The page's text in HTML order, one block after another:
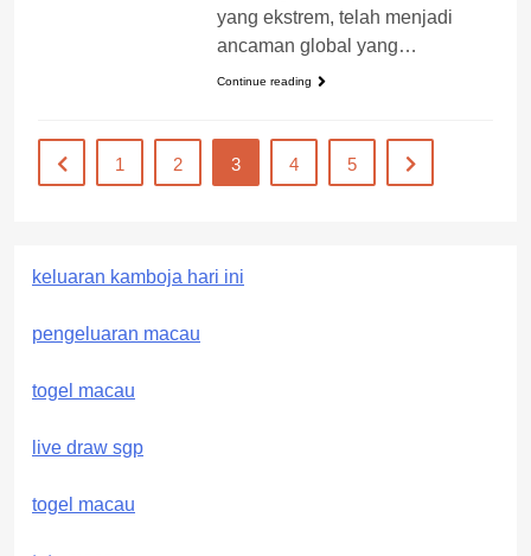
yang ekstrem, telah menjadi
ancaman global yang…
Continue reading
1 2 3 4 5
keluaran kamboja hari ini
pengeluaran macau
togel macau
live draw sgp
togel macau